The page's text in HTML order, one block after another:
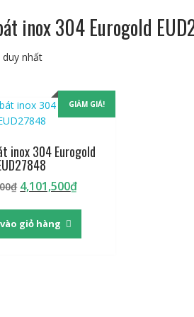
inox 304 Eurogold
nhất
GIẢM GIÁ!
inox 304 Eurogold
₫ Giá
là:
6,310,000₫.
4,101,500₫Giá
giỏ hàng